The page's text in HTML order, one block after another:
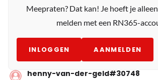
Meepraten? Dat kan! Je hoeft je
melden met een RN365-
INLOGGEN AANMELDEN
henny-van-der-geld#30748